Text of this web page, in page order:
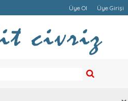
Üye Ol Üye Girişi